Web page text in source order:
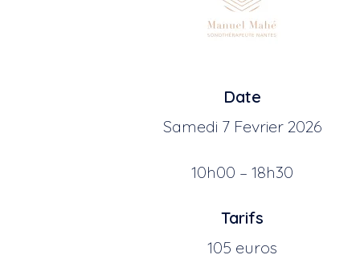
Date
Samedi 7 Fevrier 2026
10h00 – 18h30
Tarifs
105 euros